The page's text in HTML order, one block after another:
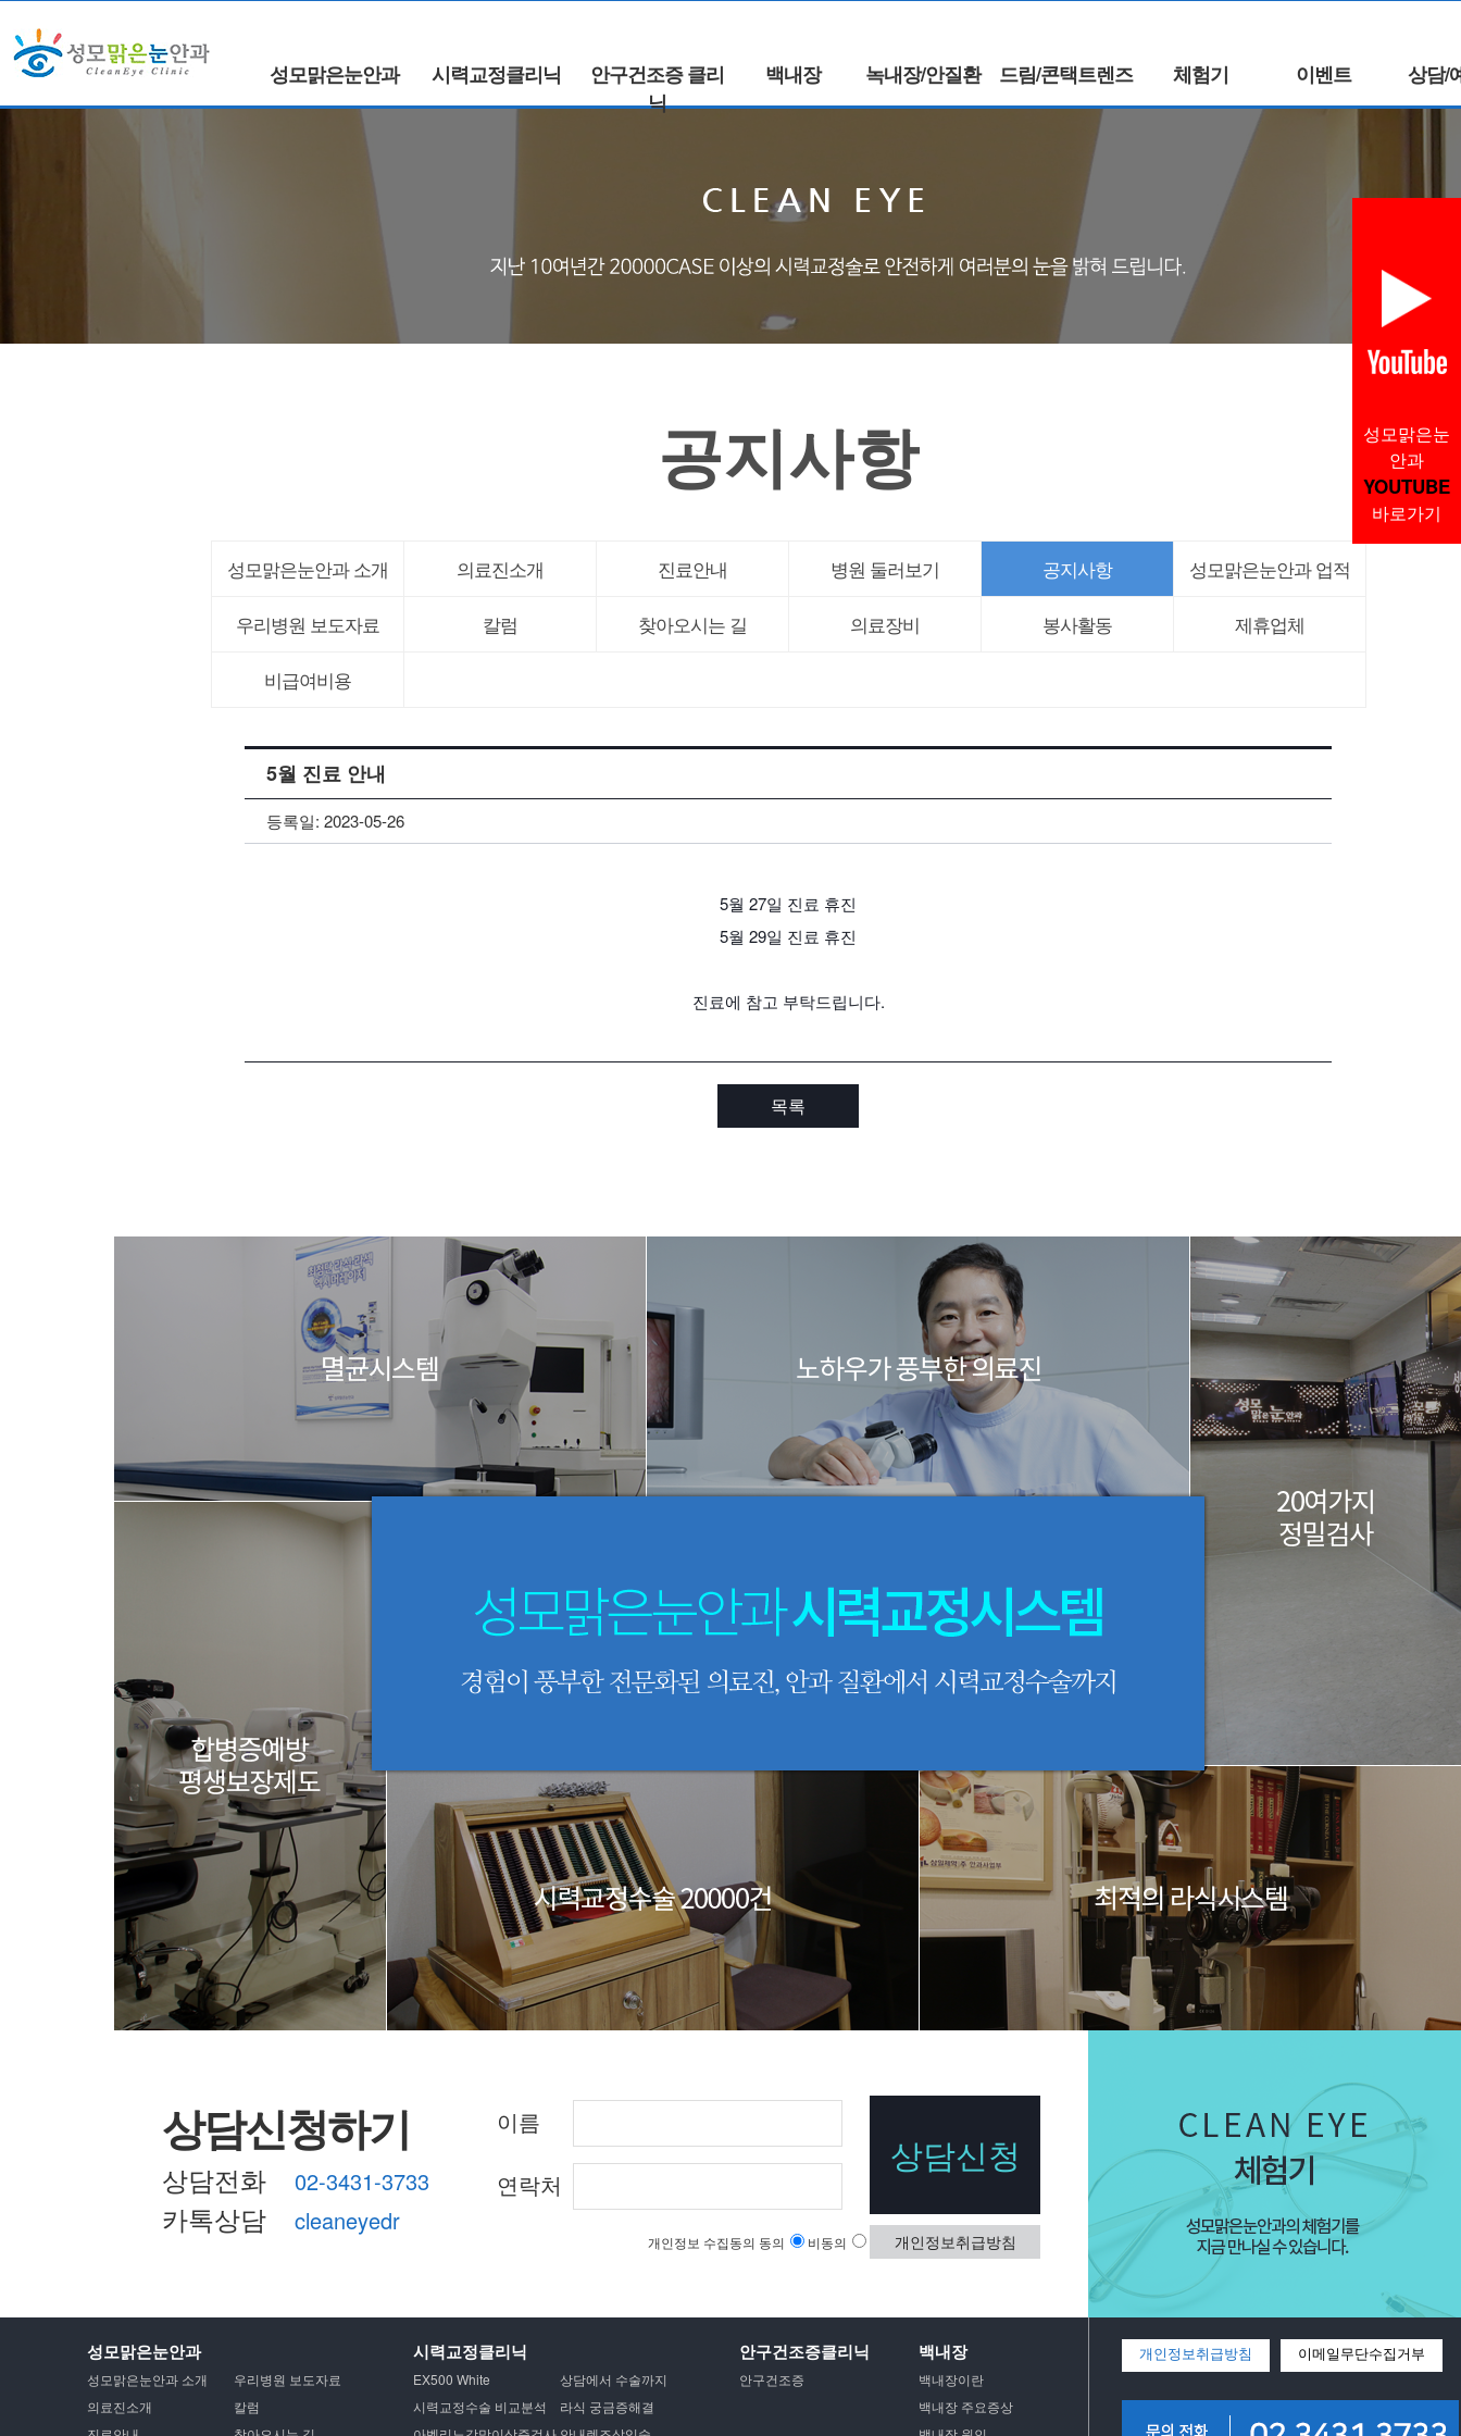
성모맑은눈안과 시력교정클리닉
안구건조증 클리
닉
백내장 녹내장/안질환 드림/콘택트렌즈 체험기 이벤트 상담/
공지사항
성모맑은눈안과 소개 의료진소개 진료안내 병원 둘러보기 공지사항 성모맑은눈안과 업적
우리병원 보도자료 칼럼 찾아오시는 길 의료장비 봉사활동 제휴업체
비급여비용
5월 진료 안내
등록일: 2023-05-26
5월 27일 진료 휴진
5월 29일 진료 휴진
진료에 참고 부탁드립니다.
목록
상담신청하기
상담전화 02-3431-3733
카톡상담 cleaneyedr
이름
연락처
상담신청
개인정보 수집동의 동의 비동의 개인정보취급방침
성모맑은눈안과
성모맑은눈안과 소개
의료진소개
우리병원 보도자료
칼럼
시력교정클리닉
EX500 White
시력교정수술 비교분석
상담에서 수술까지
라식 궁금증해결
안구건조증클리닉
안구건조증
백내장
백내장이란
백내장 주요증상
개인정보취급방침 이메일무단수집거부
성모맑은눈
안과
YOUTUBE
바로가기